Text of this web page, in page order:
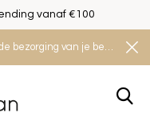
Let op! Tussen 29 juli en 8 augustus kan de bezorging van je bestelling iets langer duren. Houd rekening met een levertijd van 2 tot 4 werkdagen.
vanaf €100